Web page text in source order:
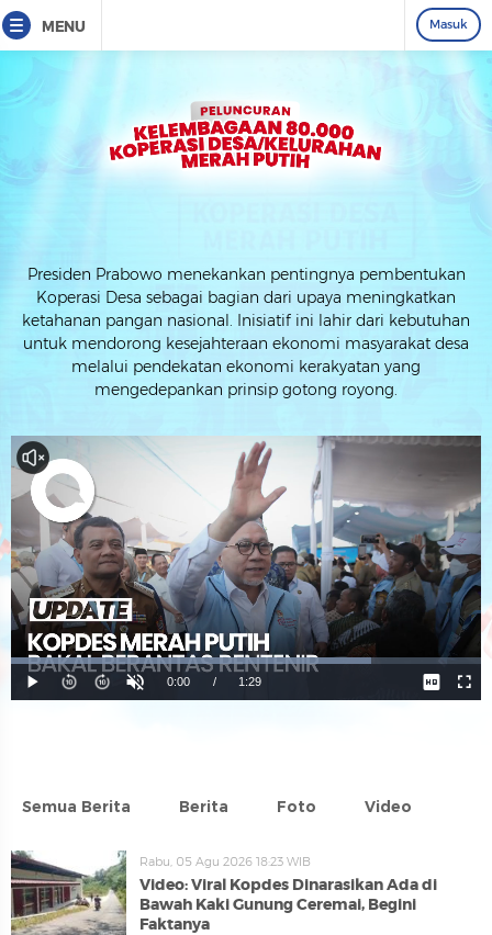
MENU Masuk
Presiden Prabowo menekankan pentingnya pembentukan
Koperasi Desa sebagai bagian dari upaya meningkatkan
ketahanan pangan nasional. Inisiatif ini lahir dari kebutuhan
untuk mendorong kesejahteraan ekonomi masyarakat desa
melalui pendekatan ekonomi kerakyatan yang
mengedepankan prinsip gotong royong.
Semua Berita Berita Foto Video
Rabu, 05 Agu 2026 18:23 WIB
Video: Viral Kopdes Dinarasikan Ada di
Bawah Kaki Gunung Ceremai, Begini
Faktanya